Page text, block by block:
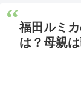
福田ルミ
は？母親